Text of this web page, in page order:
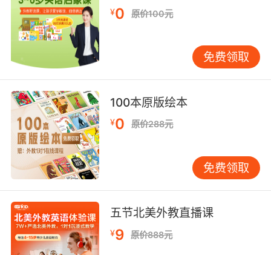
我觉得你很幸运 有着勤奋 成功 有才的父母 还喜
欢你的婴儿爆炸头
¥0 原价100元
免费领取
100本原版绘本
¥0 原价288元
免费领取
五节北美外教直播课
¥9 原价888元